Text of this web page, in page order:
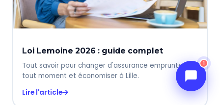
Loi Lemoine 2026 : guide complet
Tout savoir pour changer d'assurance emprunteur à
tout moment et économiser à Lille.
Lire l'article
1